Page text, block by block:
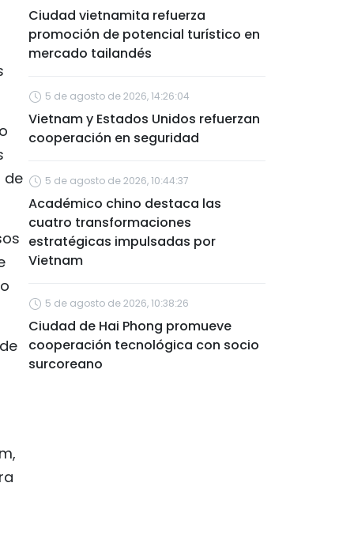
de
Ciudad vietnamita refuerza
promoción de potencial turístico en
mercado tailandés
5 de agosto de 2026, 14:26:04
Vietnam y Estados Unidos refuerzan
cooperación en seguridad
5 de agosto de 2026, 10:44:37
Académico chino destaca las
cuatro transformaciones
estratégicas impulsadas por
Vietnam
5 de agosto de 2026, 10:38:26
Ciudad de Hai Phong promueve
cooperación tecnológica con socio
surcoreano